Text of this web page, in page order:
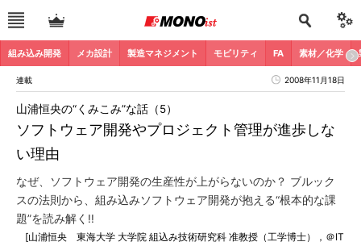
組み込み開発 メカ設計 製造マネジメント モビリティ FA 素材／化学
連載 2008年11月18日
ソフトウェア開発やプロジェクト管理が進歩しな
い理由
山浦恒央の“くみこみ”な話（5）
なぜ、ソフトウェア開発の生産性が上がらないのか？ ブルック
スの法則から、組み込みソフトウェア開発が抱える“根本的な課
題”を読み解く!!
[山浦恒央 東海大学 大学院 組込み技術研究科 准教授（工学博士），＠IT